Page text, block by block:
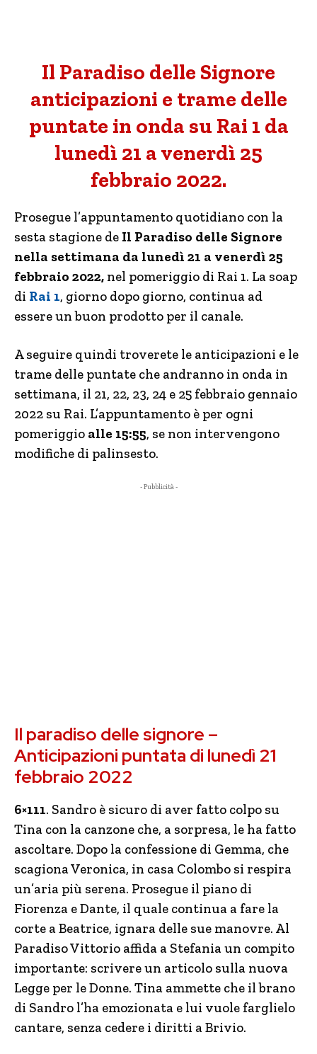
Il Paradiso delle Signore
anticipazioni e trame delle
puntate in onda su Rai 1 da
lunedì 21 a venerdì 25
febbraio 2022.
Prosegue l’appuntamento quotidiano con la
sesta stagione de Il Paradiso delle Signore
nella settimana da lunedì 21 a venerdì 25
febbraio 2022, nel pomeriggio di Rai 1. La soap
di Rai 1, giorno dopo giorno, continua ad
essere un buon prodotto per il canale.
A seguire quindi troverete le anticipazioni e le
trame delle puntate che andranno in onda in
settimana, il 21, 22, 23, 24 e 25 febbraio gennaio
2022 su Rai. L’appuntamento è per ogni
pomeriggio alle 15:55, se non intervengono
modifiche di palinsesto.
- Pubblicità -
Il paradiso delle signore –
Anticipazioni puntata di lunedì 21
febbraio 2022
6×111. Sandro è sicuro di aver fatto colpo su
Tina con la canzone che, a sorpresa, le ha fatto
ascoltare. Dopo la confessione di Gemma, che
scagiona Veronica, in casa Colombo si respira
un’aria più serena. Prosegue il piano di
Fiorenza e Dante, il quale continua a fare la
corte a Beatrice, ignara delle sue manovre. Al
Paradiso Vittorio affida a Stefania un compito
importante: scrivere un articolo sulla nuova
Legge per le Donne. Tina ammette che il brano
di Sandro l’ha emozionata e lui vuole farglielo
cantare, senza cedere i diritti a Brivio.